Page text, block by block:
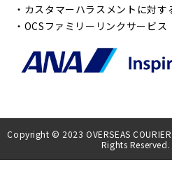
・ カスタマーハラスメントに対す
・ OCSファミリーリンクサービス
Copyright © 2023 OVERSEAS
Rights Reserved.